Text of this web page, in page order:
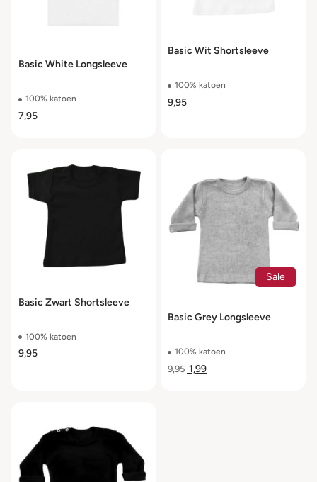
Basic White Longsleeve
100% katoen
7,95
Basic Wit Shortsleeve
100% katoen
9,95
Basic Zwart Shortsleeve
100% katoen
9,95
Sale
Basic Grey Longsleeve
100% katoen
9,95 1,99